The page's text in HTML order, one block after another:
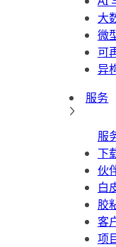
大
微
可
异
服务
服
下
伙
白
胶
客
项